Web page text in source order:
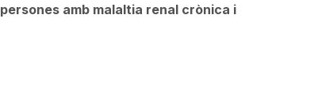
persones amb malaltia renal crònica i